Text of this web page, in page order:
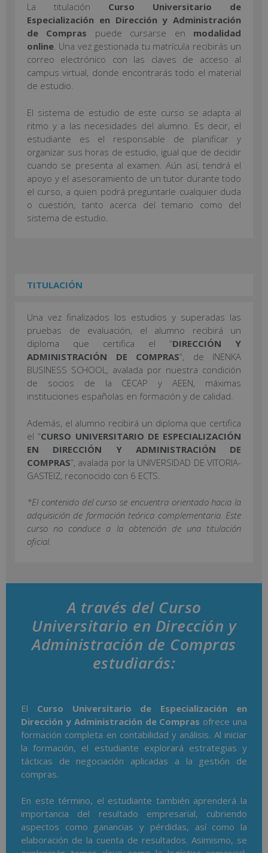
La titulación Curso Universitario de
Especialización en Dirección y Administración
de Compras puede cursarse en modalidad
online. Una vez gestionada tu matrícula recibirás un
correo electrónico con las claves de acceso al
campus virtual, donde encontrarás todo el material
de estudio.
El sistema de estudio de este curso se adapta al
ritmo y a las necesidades del alumno. Es decir, el
estudiante es el responsable de planificar y
organizar sus horas de estudio, igual que de decidir
cuando se presenta al examen. Aún así, tendrá el
apoyo y el asesoramiento de un tutor durante todo
el curso, a quien podrá preguntarle cualquier duda
o cuestión, tanto acerca del temario como del
sistema de estudio.
TITULACIÓN
Una vez finalizados los estudios y superadas las
pruebas de evaluación, el alumno recibirá un
diploma que certifica el “DIRECCIÓN Y
ADMINISTRACIÓN DE COMPRAS”, de INENKA
BUSINESS SCHOOL, avalada por nuestra condición
de socios de la CECAP y AEEN, máximas
instituciones españolas en formación y de calidad.
Además, el alumno recibirá un diploma que certifica
el “CURSO UNIVERSITARIO DE ESPECIALIZACIÓN
EN DIRECCIÓN Y ADMINISTRACIÓN DE
COMPRAS”, avalada por la UNIVERSIDAD DE VITORIA-
GASTEIZ, reconocido con 6 ECTS.
*El contenido del curso se encuentra orientado hacia la
adquisición de formación teórica complementaria. Este
curso no conduce a la obtención de una titulación
oficial.
A través del Curso
Universitario en Dirección y
Administración de Compras
estudiarás:
El Curso Universitario de Especialización en
Dirección y Administración de Compras ofrece una
formación completa en contabilidad y análisis. Al iniciar
la formación, el estudiante explorará estrategias y
tácticas de negociación aplicadas a la gestión de
compras.
En este término, el estudiante también aprenderá la
importancia del resultado empresarial, cubriendo
aspectos como ganancias y pérdidas, así como la
elaboración de la cuenta de resultados. Asimismo, se